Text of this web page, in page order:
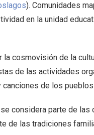
). Comunidades
en la unidad
la cosmovisión de la
de las actividades
de los
se considera parte de
de las tradiciones